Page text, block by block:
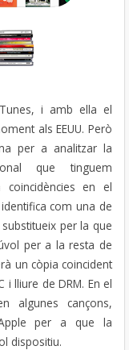
i amb ella el
als EEUU. Però
per a analitzar la
que tinguem
coincidències en el
com una de
per la que
per a la resta de
un còpia coincident
lliure de DRM. En el
algunes cançons,
per a que la
dispositiu.